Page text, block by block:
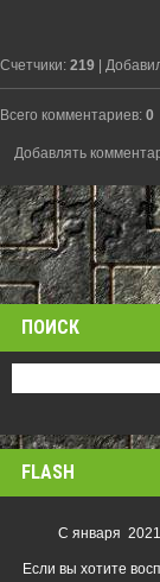
Счетчики: 219
Всего комментариев: 0
Добавлять
ПОИСК
FLASH
С января 2021
Если вы хотите